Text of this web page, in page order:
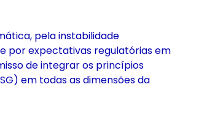
pela instabilidade
por expectativas regulatórias em
de integrar os princípios
em todas as dimensões da